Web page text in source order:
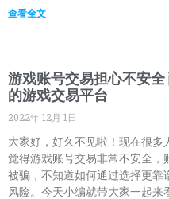
查看全文
游戏账号交易担心不安
的游戏交易平台
2022年 12月 1日
大家好，好久不见啦！现在很多
觉得游戏账号交易非常不安全，
被骗，不知道如何通过选择更靠
风险。今天小编就带大家一起